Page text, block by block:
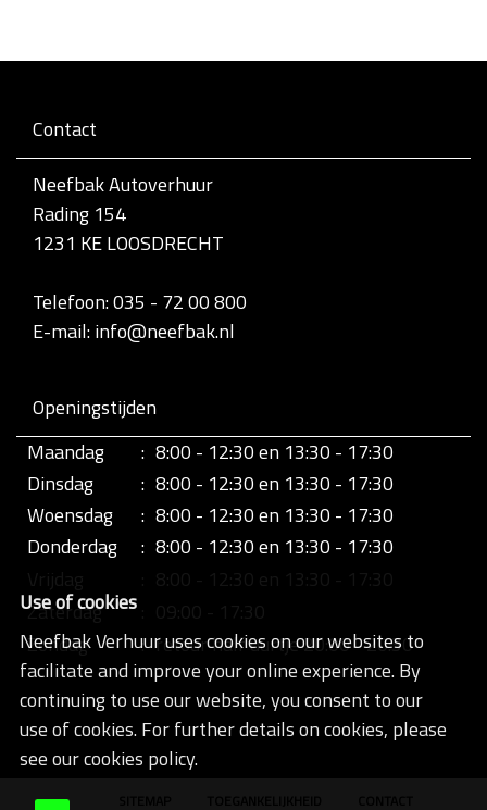
Contact
Neefbak Autoverhuur
Rading 154
1231 KE LOOSDRECHT
Telefoon: 035 - 72 00 800
E-mail: info@neefbak.nl
Openingstijden
Maandag
: 8:00 - 12:30 en 13:30 - 17:30
Dinsdag
: 8:00 - 12:30 en 13:30 - 17:30
Woensdag
: 8:00 - 12:30 en 13:30 - 17:30
Donderdag
: 8:00 - 12:30 en 13:30 - 17:30
Zaterdag
Zondag
: retour half uurtje 20:00 - 20:30
Use of cookies
Neefbak Verhuur uses cookies on our websites to
facilitate and improve your online experience. By
continuing to use our website, you consent to our
use of cookies. For further details on cookies, please
see our cookies policy.